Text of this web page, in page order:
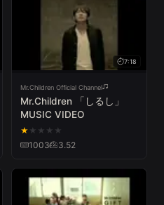
7:18
Mr.Children Official Channel
Mr.Children 「しるし」
MUSIC VIDEO
★ ★ ★ ★ ★
1003 3.52